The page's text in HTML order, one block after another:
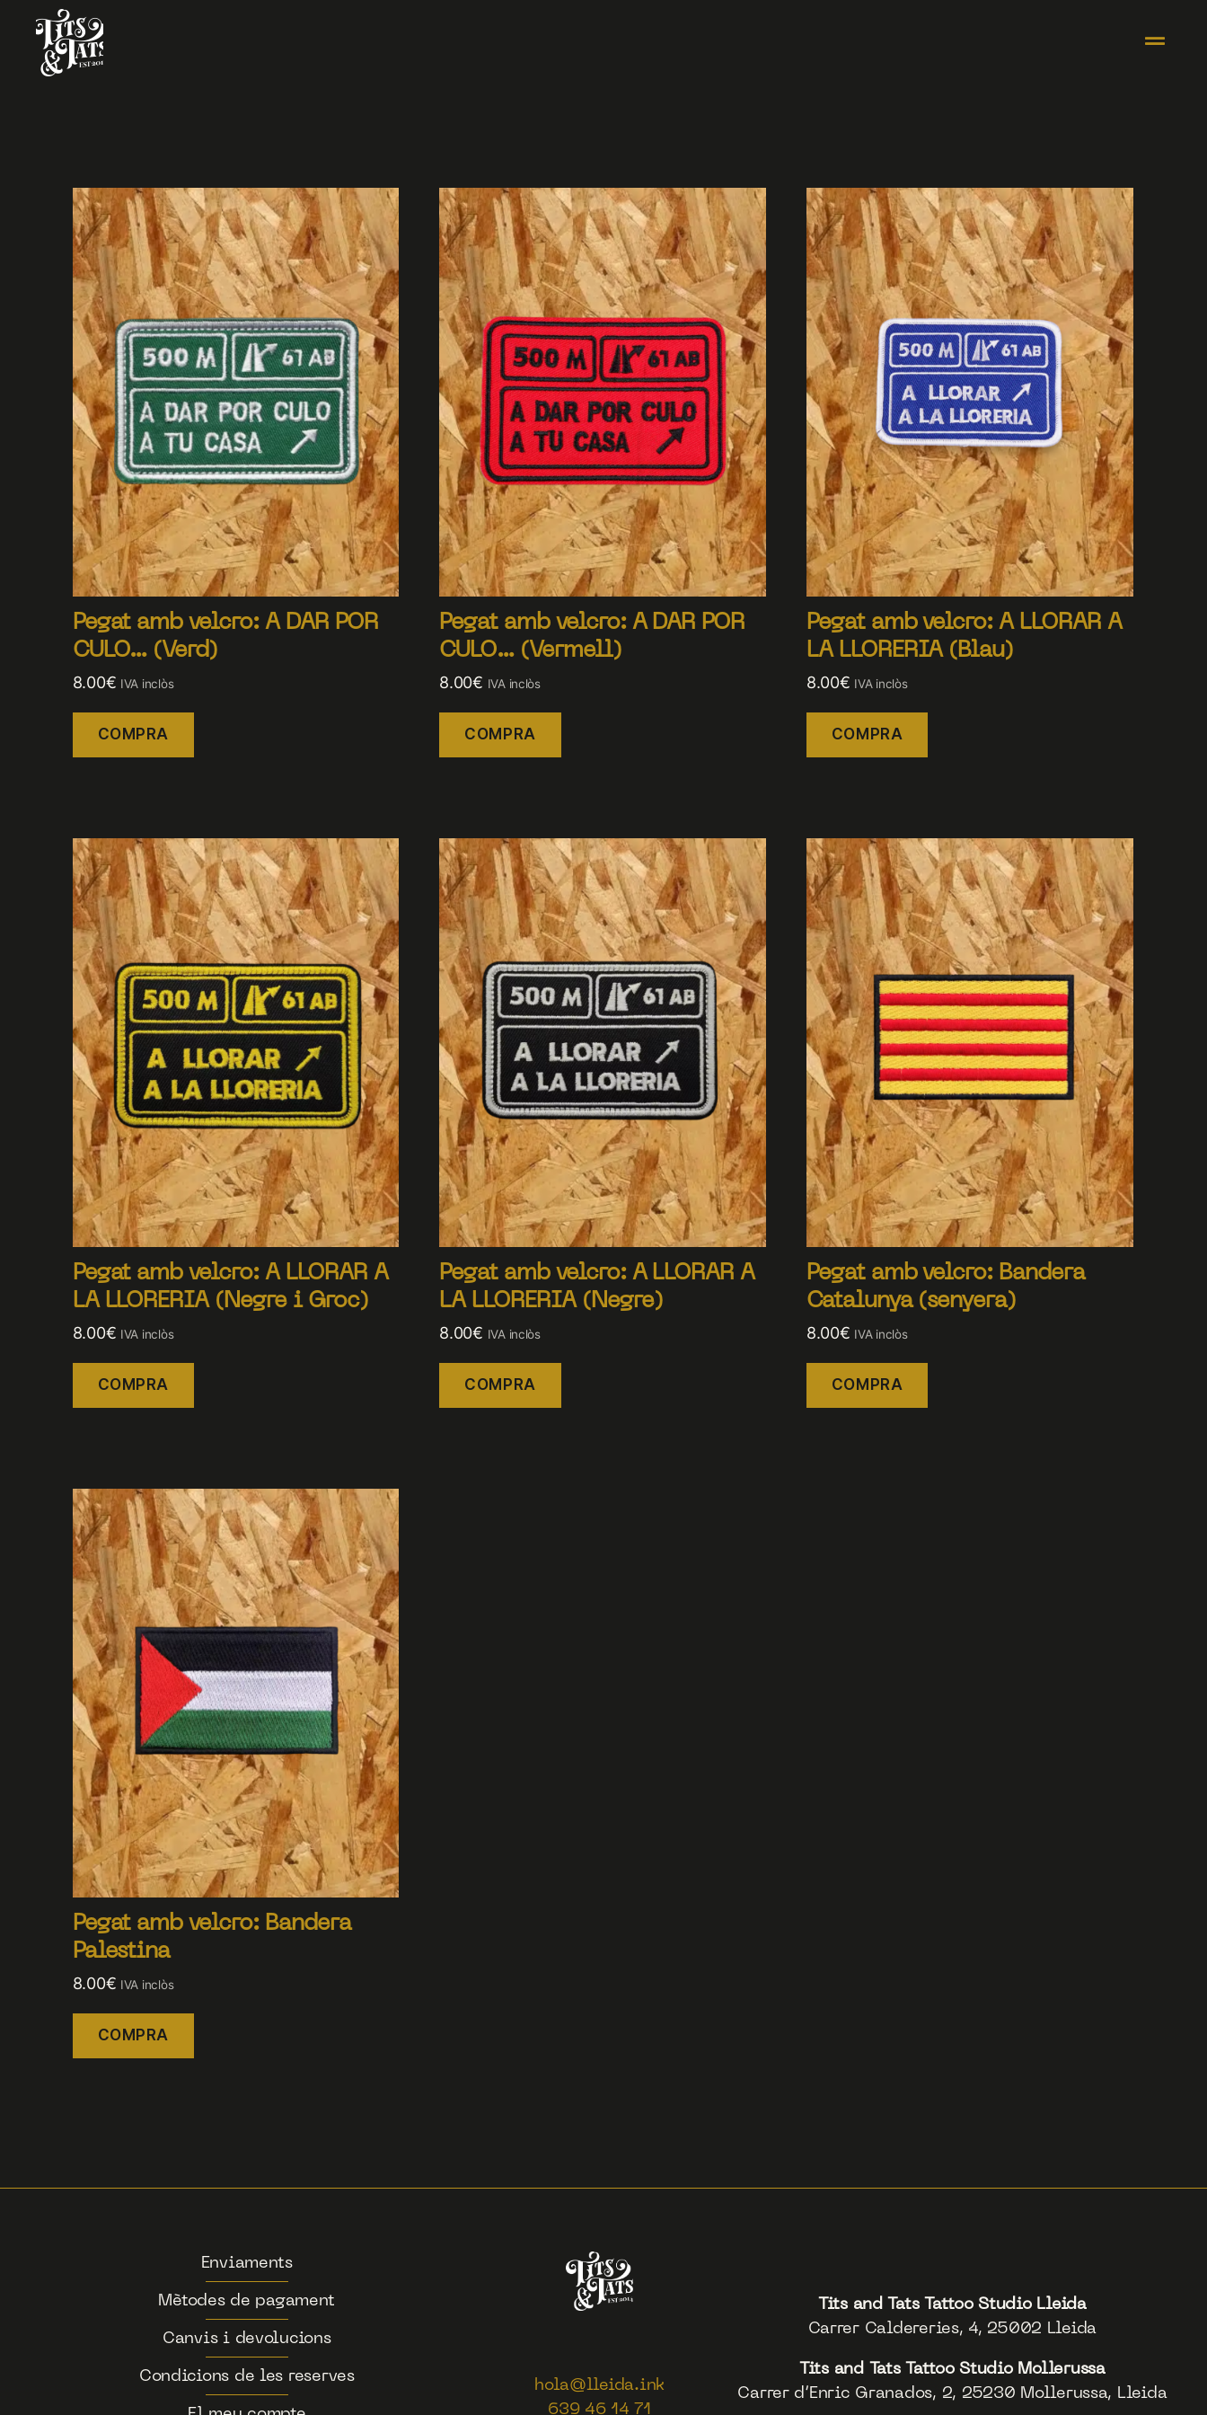
Pegat amb velcro: A DAR POR
CULO… (Verd)
8.00€ IVA inclòs
COMPRA
Pegat amb velcro: A DAR POR
CULO… (Vermell)
8.00€ IVA inclòs
COMPRA
Pegat amb velcro: A LLORAR A
LA LLORERIA (Blau)
8.00€ IVA inclòs
COMPRA
Pegat amb velcro: A LLORAR A
LA LLORERIA (Negre i Groc)
8.00€ IVA inclòs
COMPRA
Pegat amb velcro: A LLORAR A
LA LLORERIA (Negre)
8.00€ IVA inclòs
COMPRA
Pegat amb velcro: Bandera
Catalunya (senyera)
8.00€ IVA inclòs
COMPRA
Pegat amb velcro: Bandera
Palestina
8.00€ IVA inclòs
COMPRA
Enviaments
Mètodes de pagament
Canvis i devolucions
Condicions de les reserves
hola@lleida.ink
639 46 14 71
Tits and Tats Tattoo Studio Lleida
Carrer Caldereries, 4, 25002 Lleida
Tits and Tats Tattoo Studio Mollerussa
Carrer d’Enric Granados, 2, 25230 Mollerussa, Lleida